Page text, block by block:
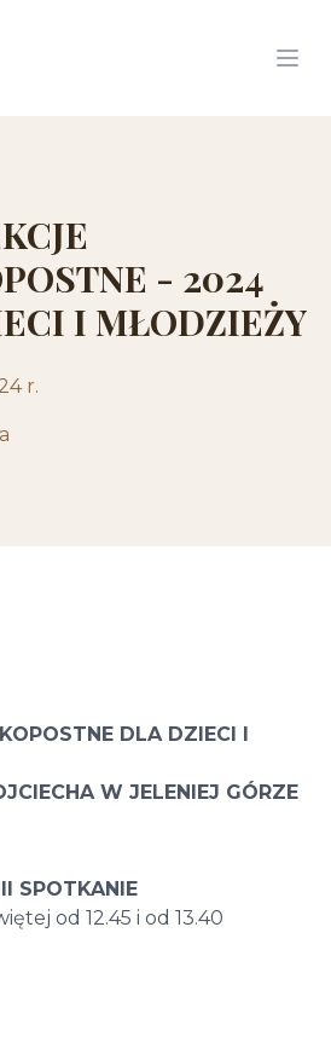
- 2024
I MŁODZIEŻY
r.
DLA DZIECI I
W JELENIEJ GÓRZE
SPOTKANIE
od 12.45 i od 13.40